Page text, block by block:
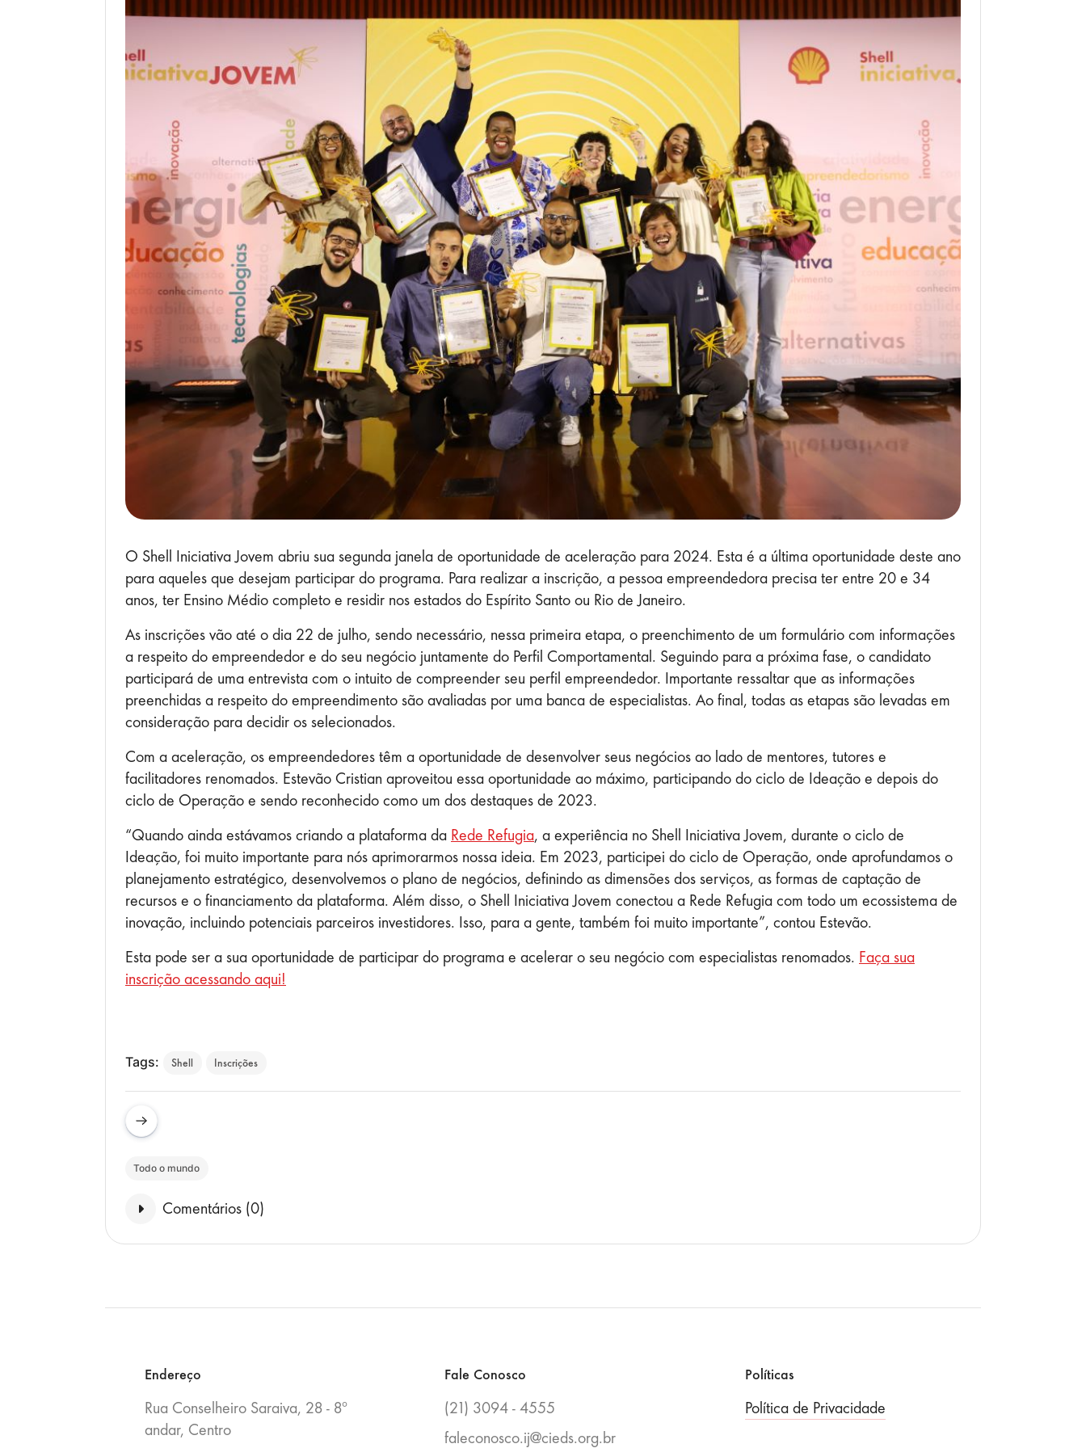
O Shell Iniciativa Jovem abriu sua segunda janela de oportunidade de aceleração para 2024. Esta é a última oportunidade deste ano
para aqueles que desejam participar do programa. Para realizar a inscrição, a pessoa empreendedora precisa ter entre 20 e 34
anos, ter Ensino Médio completo e residir nos estados do Espírito Santo ou Rio de Janeiro.
As inscrições vão até o dia 22 de julho, sendo necessário, nessa primeira etapa, o preenchimento de um formulário com informações
a respeito do empreendedor e do seu negócio juntamente do Perfil Comportamental. Seguindo para a próxima fase, o candidato
participará de uma entrevista com o intuito de compreender seu perfil empreendedor. Importante ressaltar que as informações
preenchidas a respeito do empreendimento são avaliadas por uma banca de especialistas. Ao final, todas as etapas são levadas em
consideração para decidir os selecionados.
Com a aceleração, os empreendedores têm a oportunidade de desenvolver seus negócios ao lado de mentores, tutores e
facilitadores renomados. Estevão Cristian aproveitou essa oportunidade ao máximo, participando do ciclo de Ideação e depois do
ciclo de Operação e sendo reconhecido como um dos destaques de 2023.
“Quando ainda estávamos criando a plataforma da Rede Refugia, a experiência no Shell Iniciativa Jovem, durante o ciclo de
Ideação, foi muito importante para nós aprimorarmos nossa ideia. Em 2023, participei do ciclo de Operação, onde aprofundamos o
planejamento estratégico, desenvolvemos o plano de negócios, definindo as dimensões dos serviços, as formas de captação de
recursos e o financiamento da plataforma. Além disso, o Shell Iniciativa Jovem conectou a Rede Refugia com todo um ecossistema de
inovação, incluindo potenciais parceiros investidores. Isso, para a gente, também foi muito importante”, contou Estevão.
Esta pode ser a sua oportunidade de participar do programa e acelerar o seu negócio com especialistas renomados. Faça sua
inscrição acessando aqui!
Tags: Shell Inscrições
Todo o mundo
Comentários (0)
Endereço
Rua Conselheiro Saraiva, 28 - 8º
andar, Centro
Fale Conosco
(21) 3094 - 4555
faleconosco.ij@cieds.org.br
Políticas
Política de Privacidade